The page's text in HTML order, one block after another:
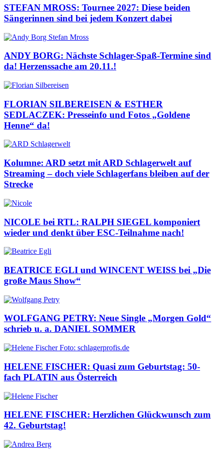
STEFAN MROSS: Tournee 2027: Diese beiden
Sängerinnen sind bei jedem Konzert dabei
ANDY BORG: Nächste Schlager-Spaß-Termine sind
da! Herzenssache am 20.11.!
FLORIAN SILBEREISEN & ESTHER
SEDLACZEK: Presseinfo und Fotos „Goldene
Henne“ da!
Kolumne: ARD setzt mit ARD Schlagerwelt auf
Streaming – doch viele Schlagerfans bleiben auf der
Strecke
NICOLE bei RTL: RALPH SIEGEL komponiert
wieder und denkt über ESC-Teilnahme nach!
BEATRICE EGLI und WINCENT WEISS bei „Die
große Maus Show“
WOLFGANG PETRY: Neue Single „Morgen Gold“
schrieb u. a. DANIEL SOMMER
HELENE FISCHER: Quasi zum Geburtstag: 50-
fach PLATIN aus Österreich
HELENE FISCHER: Herzlichen Glückwunsch zum
42. Geburtstag!